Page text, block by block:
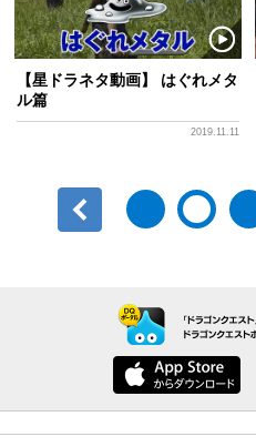
【星ドラネタ動画】 はぐれメタ
ル篇
2019.11.11
前へ